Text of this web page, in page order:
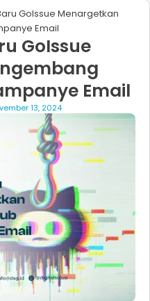
GoIssue Menargetkan
Email
GoIssue
Email
13, 2024